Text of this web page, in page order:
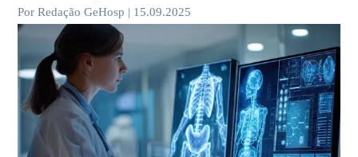
Por Redação GeHosp | 15.09.2025